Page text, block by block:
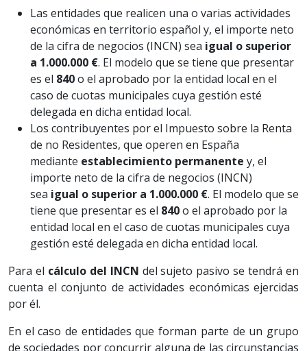
Las entidades que realicen una o varias actividades
económicas en territorio español y, el importe neto
de la cifra de negocios (INCN) sea igual o superior
a 1.000.000 €. El modelo que se tiene que presentar
es el 840o el aprobado por la entidad local en el
caso de cuotas municipales cuya gestión esté
delegada en dicha entidad local.
Los contribuyentes por el Impuesto sobre la Renta
de no Residentes, que operen en España
mediante establecimiento permanente y, el
importe neto de la cifra de negocios (INCN)
sea igual o superior a 1.000.000 €. El modelo que se
tiene que presentar es el 840o el aprobado por la
entidad local en el caso de cuotas municipales cuya
gestión esté delegada en dicha entidad local.
Para el cálculo del INCN del sujeto pasivo se tendrá en
cuenta el conjunto de actividades económicas ejercidas
por él.
En el caso de entidades que forman parte de un grupo
de sociedades por concurrir alguna de las circunstancias